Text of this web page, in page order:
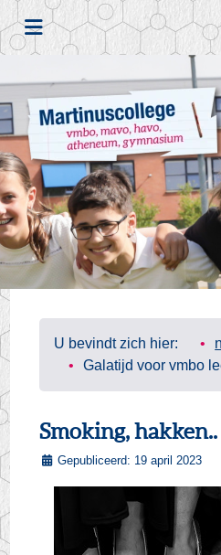
U bevindt zich hier:
Galatijd voor vmbo
Smoking, hakken..
Gepubliceerd: 19 april 2023